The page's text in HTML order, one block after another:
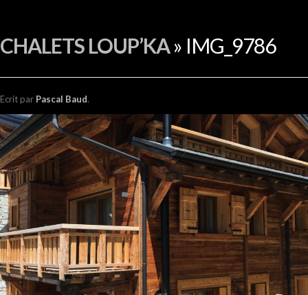
CHALETS LOUP’KA» IMG_9786
Ecrit par Pascal Baud.